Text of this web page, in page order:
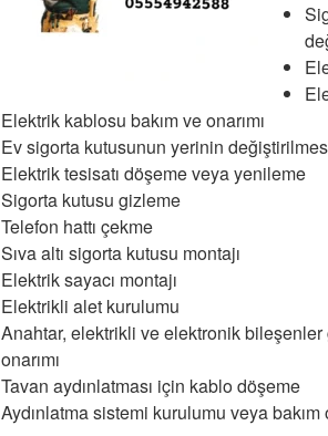
Elektrik kablosu bakım ve onarımı
Ev sigorta kutusunun yerinin
Elektrik tesisatı döşeme veya yenileme
Sigorta kutusu gizleme
Telefon hattı çekme
Sıva altı sigorta kutusu montajı
Elektrik sayacı montajı
Elektrikli alet kurulumu
Anahtar, elektrikli ve elektronik bileşenler
onarımı
Tavan aydınlatması için kablo döşeme
Aydınlatma sistemi kurulumu veya bakım